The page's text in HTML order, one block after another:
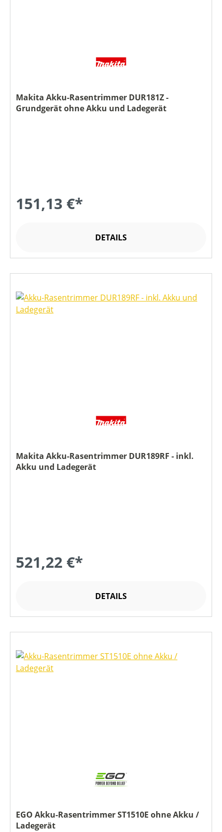
Makita Akku-Rasentrimmer DUR181Z -
Grundgerät ohne Akku und Ladegerät
151,13 €*
DETAILS
Makita Akku-Rasentrimmer DUR189RF - inkl.
Akku und Ladegerät
521,22 €*
DETAILS
EGO Akku-Rasentrimmer ST1510E ohne Akku /
Ladegerät